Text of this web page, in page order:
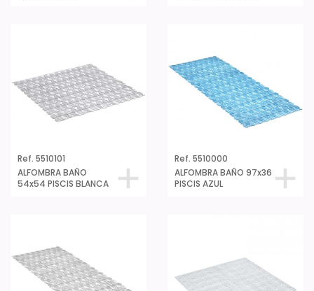
Ref. 5510101
ALFOMBRA BAÑO
54x54 PISCIS BLANCA
Ref. 5510000
ALFOMBRA BAÑO 97x36
PISCIS AZUL